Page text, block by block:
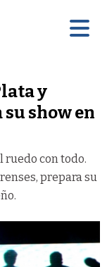
y
show en
ruedo con todo.
prepara su